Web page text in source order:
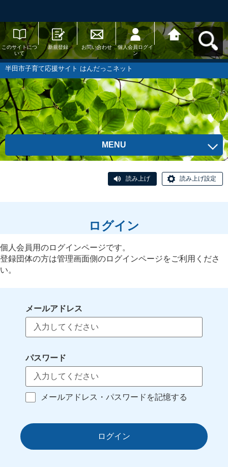
このサイトにつ
いて
新規登録 お問い合わせ
個人会員ログイ
ン
半田市子育て応
援サイト はんだ
っこネットへ戻
半田市子育て応援サイト はんだっこネット
MENU
読み上げ 読み上げ設定
ログイン
個人会員用のログインページです。
登録団体の方は管理画面側のログインページをご利用くださ
い。
メールアドレス
パスワード
メールアドレス・パスワードを記憶する
ログイン